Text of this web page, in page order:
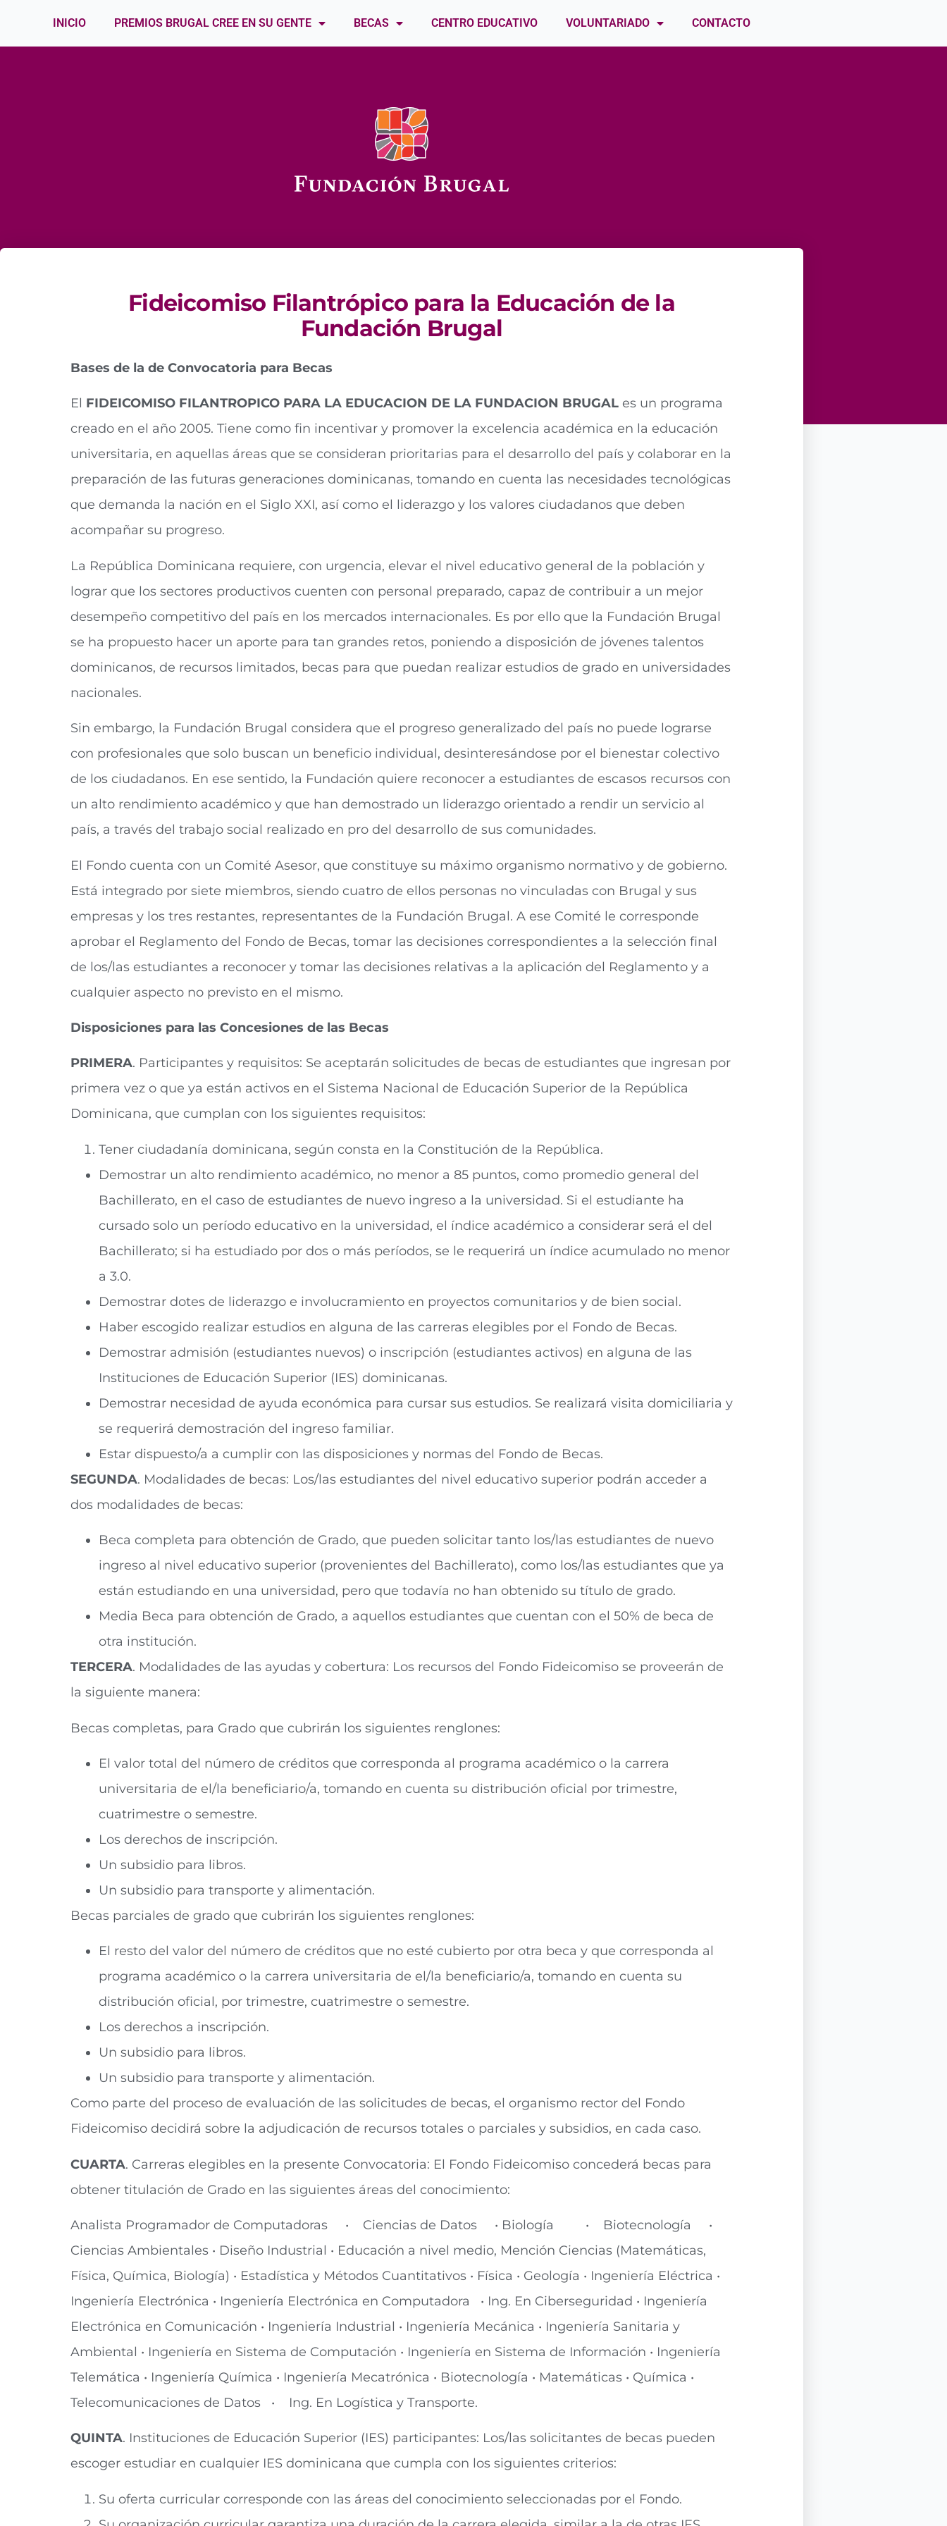
INICIO PREMIOS BRUGAL CREE EN SU GENTE BECAS CENTRO EDUCATIVO VOLUNTARIADO CONTACTO
Fideicomiso Filantrópico para la Educación de la
Fundación Brugal
Bases de la de Convocatoria para Becas
El FIDEICOMISO FILANTROPICO PARA LA EDUCACION DE LA FUNDACION BRUGAL es un programa
creado en el año 2005. Tiene como fin incentivar y promover la excelencia académica en la educación
universitaria, en aquellas áreas que se consideran prioritarias para el desarrollo del país y colaborar en la
preparación de las futuras generaciones dominicanas, tomando en cuenta las necesidades tecnológicas
que demanda la nación en el Siglo XXI, así como el liderazgo y los valores ciudadanos que deben
acompañar su progreso.
La República Dominicana requiere, con urgencia, elevar el nivel educativo general de la población y
lograr que los sectores productivos cuenten con personal preparado, capaz de contribuir a un mejor
desempeño competitivo del país en los mercados internacionales. Es por ello que la Fundación Brugal
se ha propuesto hacer un aporte para tan grandes retos, poniendo a disposición de jóvenes talentos
dominicanos, de recursos limitados, becas para que puedan realizar estudios de grado en universidades
nacionales.
Sin embargo, la Fundación Brugal considera que el progreso generalizado del país no puede lograrse
con profesionales que solo buscan un beneficio individual, desinteresándose por el bienestar colectivo
de los ciudadanos. En ese sentido, la Fundación quiere reconocer a estudiantes de escasos recursos con
un alto rendimiento académico y que han demostrado un liderazgo orientado a rendir un servicio al
país, a través del trabajo social realizado en pro del desarrollo de sus comunidades.
El Fondo cuenta con un Comité Asesor, que constituye su máximo organismo normativo y de gobierno.
Está integrado por siete miembros, siendo cuatro de ellos personas no vinculadas con Brugal y sus
empresas y los tres restantes, representantes de la Fundación Brugal. A ese Comité le corresponde
aprobar el Reglamento del Fondo de Becas, tomar las decisiones correspondientes a la selección final
de los/las estudiantes a reconocer y tomar las decisiones relativas a la aplicación del Reglamento y a
cualquier aspecto no previsto en el mismo.
Disposiciones para las Concesiones de las Becas
PRIMERA. Participantes y requisitos: Se aceptarán solicitudes de becas de estudiantes que ingresan por
primera vez o que ya están activos en el Sistema Nacional de Educación Superior de la República
Dominicana, que cumplan con los siguientes requisitos:
Tener ciudadanía dominicana, según consta en la Constitución de la República.
Demostrar un alto rendimiento académico, no menor a 85 puntos, como promedio general del
Bachillerato, en el caso de estudiantes de nuevo ingreso a la universidad. Si el estudiante ha
cursado solo un período educativo en la universidad, el índice académico a considerar será el del
Bachillerato; si ha estudiado por dos o más períodos, se le requerirá un índice acumulado no menor
a 3.0.
Demostrar dotes de liderazgo e involucramiento en proyectos comunitarios y de bien social.
Haber escogido realizar estudios en alguna de las carreras elegibles por el Fondo de Becas.
Demostrar admisión (estudiantes nuevos) o inscripción (estudiantes activos) en alguna de las
Instituciones de Educación Superior (IES) dominicanas.
Demostrar necesidad de ayuda económica para cursar sus estudios. Se realizará visita domiciliaria y
se requerirá demostración del ingreso familiar.
Estar dispuesto/a a cumplir con las disposiciones y normas del Fondo de Becas.
SEGUNDA. Modalidades de becas: Los/las estudiantes del nivel educativo superior podrán acceder a
dos modalidades de becas:
Beca completa para obtención de Grado, que pueden solicitar tanto los/las estudiantes de nuevo
ingreso al nivel educativo superior (provenientes del Bachillerato), como los/las estudiantes que ya
están estudiando en una universidad, pero que todavía no han obtenido su título de grado.
Media Beca para obtención de Grado, a aquellos estudiantes que cuentan con el 50% de beca de
otra institución.
TERCERA. Modalidades de las ayudas y cobertura: Los recursos del Fondo Fideicomiso se proveerán de
la siguiente manera:
Becas completas, para Grado que cubrirán los siguientes renglones:
El valor total del número de créditos que corresponda al programa académico o la carrera
universitaria de el/la beneficiario/a, tomando en cuenta su distribución oficial por trimestre,
cuatrimestre o semestre.
Los derechos de inscripción.
Un subsidio para libros.
Un subsidio para transporte y alimentación.
Becas parciales de grado que cubrirán los siguientes renglones:
El resto del valor del número de créditos que no esté cubierto por otra beca y que corresponda al
programa académico o la carrera universitaria de el/la beneficiario/a, tomando en cuenta su
distribución oficial, por trimestre, cuatrimestre o semestre.
Los derechos a inscripción.
Un subsidio para libros.
Un subsidio para transporte y alimentación.
Como parte del proceso de evaluación de las solicitudes de becas, el organismo rector del Fondo
Fideicomiso decidirá sobre la adjudicación de recursos totales o parciales y subsidios, en cada caso.
CUARTA. Carreras elegibles en la presente Convocatoria: El Fondo Fideicomiso concederá becas para
obtener titulación de Grado en las siguientes áreas del conocimiento:
Analista Programador de Computadoras • Ciencias de Datos • Biología • Biotecnología •
Ciencias Ambientales • Diseño Industrial • Educación a nivel medio, Mención Ciencias (Matemáticas,
Física, Química, Biología) • Estadística y Métodos Cuantitativos • Física • Geología • Ingeniería Eléctrica •
Ingeniería Electrónica • Ingeniería Electrónica en Computadora • Ing. En Ciberseguridad • Ingeniería
Electrónica en Comunicación • Ingeniería Industrial • Ingeniería Mecánica • Ingeniería Sanitaria y
Ambiental • Ingeniería en Sistema de Computación • Ingeniería en Sistema de Información • Ingeniería
Telemática • Ingeniería Química • Ingeniería Mecatrónica • Biotecnología • Matemáticas • Química •
Telecomunicaciones de Datos • Ing. En Logística y Transporte.
QUINTA. Instituciones de Educación Superior (IES) participantes: Los/las solicitantes de becas pueden
escoger estudiar en cualquier IES dominicana que cumpla con los siguientes criterios:
Su oferta curricular corresponde con las áreas del conocimiento seleccionadas por el Fondo.